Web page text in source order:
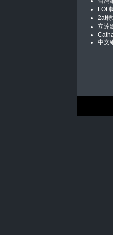
FOL
2at
立達
中文